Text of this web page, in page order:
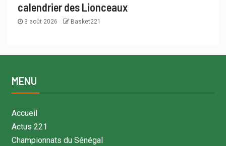
calendrier des Lionceaux
3 août 2026 Basket221
MENU
Accueil
Actus 221
Championnats du Sénégal